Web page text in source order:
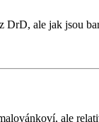
ale jak jsou
ale